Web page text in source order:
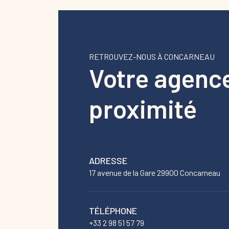
Votre
proximité
RETROUVEZ-NOUS À CONCARNEAU
ADRESSE
17 avenue de la Gare 29900 Concarneau
TÉLÉPHONE
+33 2 98 51 57 79